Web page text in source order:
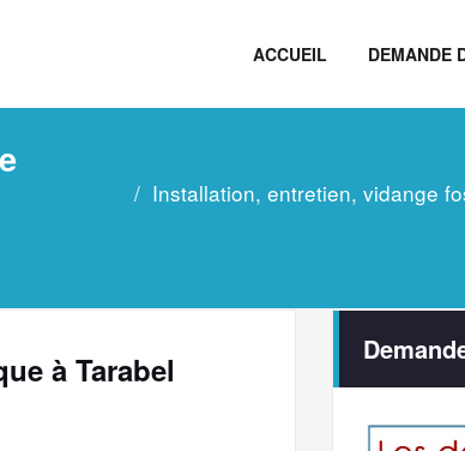
ACCUEIL DEMANDE
Installation, entretien, vidange
à Tarabel